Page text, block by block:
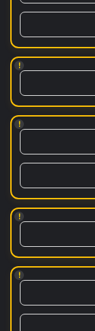
!
!
!
!